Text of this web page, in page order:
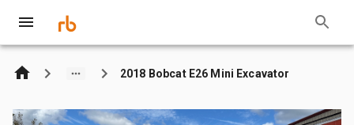
2018 Bobcat E26 Mini Excavator